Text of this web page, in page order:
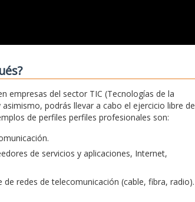
empresas del sector TIC (Tecnologías de la
podrás llevar a cabo el ejercicio libre de
de perfiles perfiles profesionales son:
de servicios y aplicaciones, Internet,
redes de telecomunicación (cable, fibra, radio).